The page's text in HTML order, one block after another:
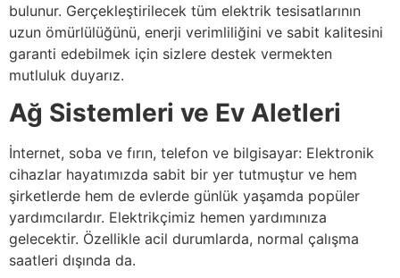
bulunur. Gerçekleştirilecek tüm elektrik tesisatlarının
uzun ömürlülüğünü, enerji verimliliğini ve sabit kalitesini
garanti edebilmek için sizlere destek vermekten
mutluluk duyarız.
Ağ Sistemleri ve Ev Aletleri
İnternet, soba ve fırın, telefon ve bilgisayar: Elektronik
cihazlar hayatımızda sabit bir yer tutmuştur ve hem
şirketlerde hem de evlerde günlük yaşamda popüler
yardımcılardır. Elektrikçimiz hemen yardımınıza
gelecektir. Özellikle acil durumlarda, normal çalışma
saatleri dışında da.